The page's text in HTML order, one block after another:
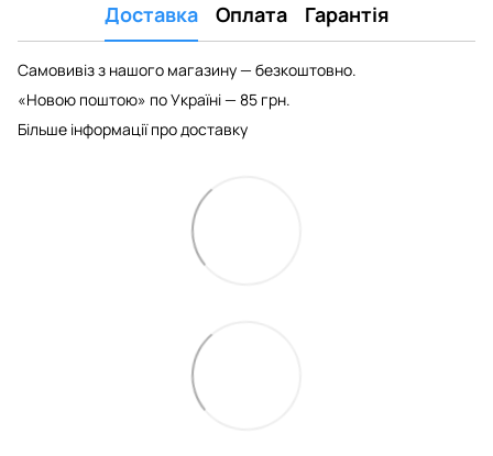
Доставка Оплата Гарантія
Самовивіз з нашого магазину — безкоштовно.
«Новою поштою» по Україні — 85 грн.
Більше інформації про доставку